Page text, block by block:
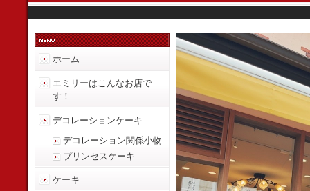
ホーム
エミリーはこんなお店で
す！
デコレーションケーキ
デコレーション関係小物
プリンセスケーキ
ケーキ